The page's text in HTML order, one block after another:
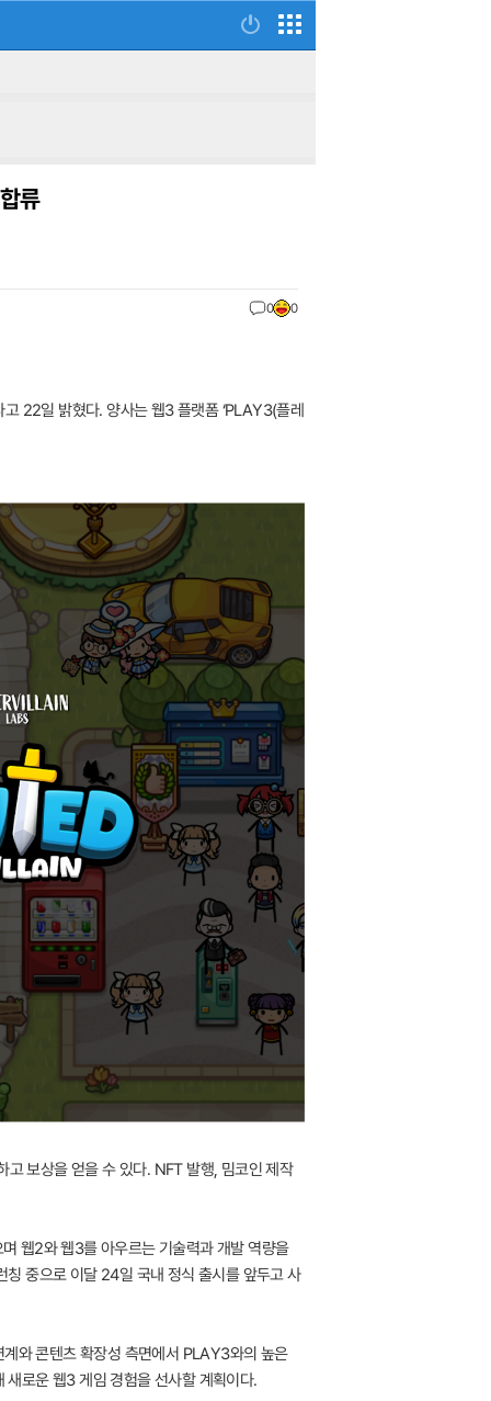
류
0 0
22일 밝혔다. 양사는 웹3 플랫폼 ‘PLAY3(플레
보상을 얻을 수 있다. NFT 발행, 밈코인 제작
웹2와 웹3를 아우르는 기술력과 개발 역량을
칭 중으로 이달 24일 국내 정식 출시를 앞두고 사
와 콘텐츠 확장성 측면에서 PLAY3와의 높은
새로운 웹3 게임 경험을 선사할 계획이다.